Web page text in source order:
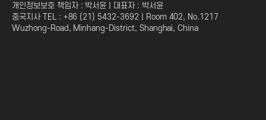
개인정보보호 책임자 : 박서윤 | 대표자 : 박서윤
중국지사 TEL : +86 (21) 5432-3692 | Room 402, No.1217
Wuzhong-Road, Minhang-District, Shanghai, China